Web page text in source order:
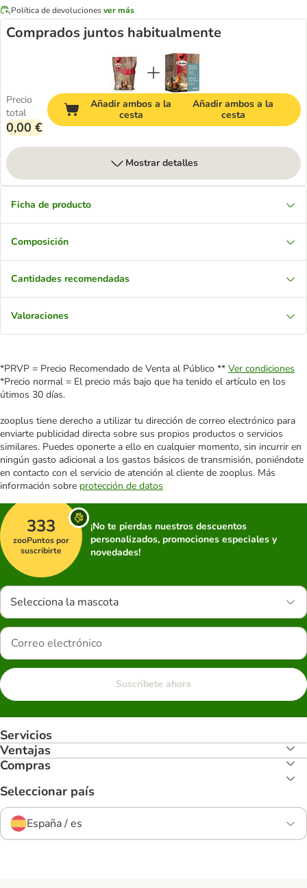
Política de devolucionesver más
Comprados juntos habitualmente
Precio
total
0,00 €
Añadir ambos a la
cesta
Añadir ambos a la
cesta
Mostrar detalles
Ficha de producto
Composición
Cantidades recomendadas
Valoraciones
*PRVP = Precio Recomendado de Venta al Público ** Ver condiciones
*Precio normal = El precio más bajo que ha tenido el artículo en los
útimos 30 días.
zooplus tiene derecho a utilizar tu dirección de correo electrónico para
enviarte publicidad directa sobre sus propios productos o servicios
similares. Puedes oponerte a ello en cualquier momento, sin incurrir en
ningún gasto adicional a los gastos básicos de transmisión, poniéndote
en contacto con el servicio de atención al cliente de zooplus. Más
información sobre protección de datos
333
zooPuntos por
suscribirte
¡No te pierdas nuestros descuentos
personalizados, promociones especiales y
novedades!
Selecciona la mascota
Suscríbete ahora
Servicios
Ventajas
Compras
Seleccionar país
España / es